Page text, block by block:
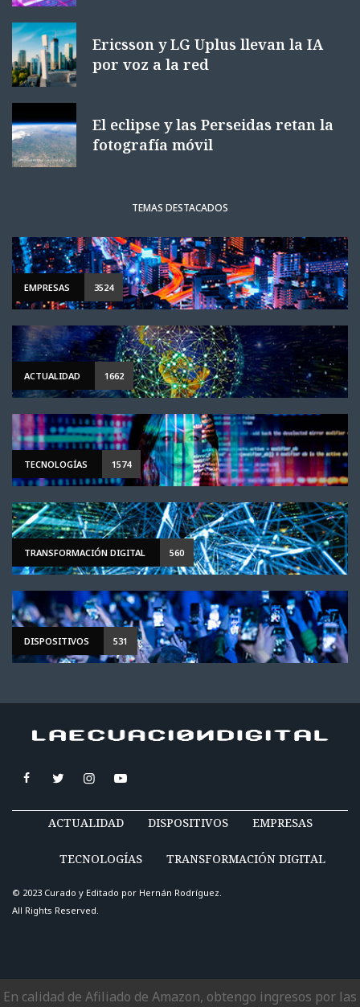
Ericsson y LG Uplus llevan la IA
por voz a la red
El eclipse y las Perseidas retan la
fotografía móvil
TEMAS DESTACADOS
EMPRESAS 3524
ACTUALIDAD 1662
TECNOLOGÍAS 1574
TRANSFORMACIÓN DIGITAL 560
DISPOSITIVOS 531
ACTUALIDAD DISPOSITIVOS EMPRESAS
TECNOLOGÍAS TRANSFORMACIÓN DIGITAL
© 2023 Curado y Editado por Hernán Rodríguez.
All Rights Reserved.
En calidad de Afiliado de Amazon, obtengo ingresos por las